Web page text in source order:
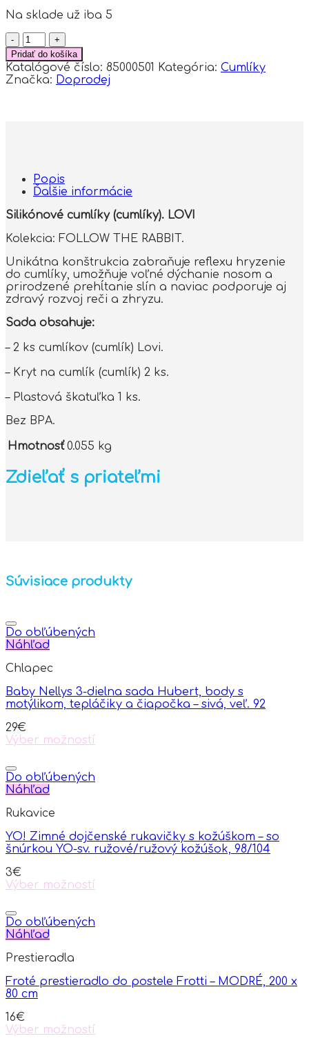
Na sklade už iba 5
množstvo
Lovi
cumlíky
FOLLOW
THE
Pridať do košíka
Katalógové číslo: 85000501 Kategória: Cumlíky
Značka: Doprodej
Popis
Ďalšie informácie
Silikónové cumlíky (cumlíky). LOVI
Kolekcia: FOLLOW THE RABBIT.
Unikátna konštrukcia zabraňuje reflexu hryzenie
do cumlíky, umožňuje voľné dýchanie nosom a
prirodzené prehĺtanie slín a naviac podporuje aj
zdravý rozvoj reči a zhryzu.
Sada obsahuje:
– 2 ks cumlíkov (cumlík) Lovi.
– Kryt na cumlík (cumlík) 2 ks.
– Plastová škatuľka 1 ks.
Bez BPA.
Hmotnosť 0.055 kg
Zdieľať s priateľmi
Súvisiace produkty
Do obľúbených
Náhľad
Chlapec
Baby Nellys 3-dielna sada Hubert, body s
motýlikom, tepláčiky a čiapočka – sivá, veľ. 92
29€
Výber možností
product
has
multiple
The
may
be
on
the
page
Do obľúbených
Náhľad
Rukavice
YO! Zimné dojčenské rukavičky s kožúškom – so
šnúrkou YO-sv. ružové/ružový kožúšok, 98/104
3€
Výber možností
product
has
multiple
The
may
be
on
the
Do obľúbených
Náhľad
Prestieradla
Froté prestieradlo do postele Frotti – MODRÉ, 200 x
80 cm
16€
Výber možností